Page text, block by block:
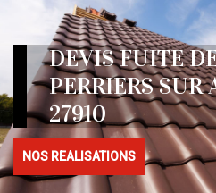
DEVIS FUITE
PERRIERS SUR
27910
NOS REALISATIONS